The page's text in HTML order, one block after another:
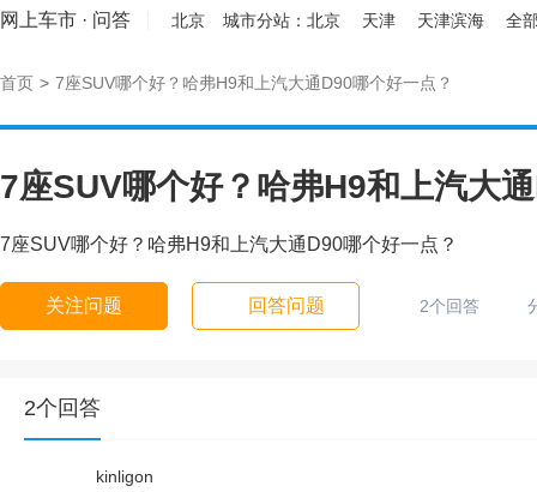
网上车市 · 问答 北京 城市分站： 北京 天津 天津滨海 全
首页 > 7座SUV哪个好？哈弗H9和上汽大通D90哪个好一点？
7座SUV哪个好？哈弗H9和上汽大
7座SUV哪个好？哈弗H9和上汽大通D90哪个好一点？
关注问题 回答问题 2个回答
2个回答
kinligon